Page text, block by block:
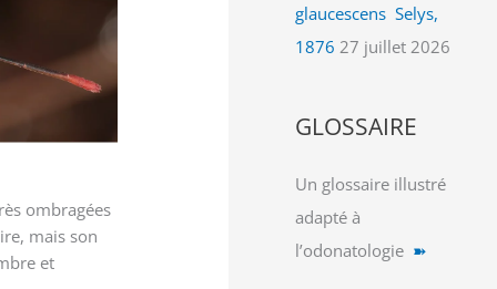
ombragées
mais son
et
glaucescens Selys,
1876 27 juillet 2026
GLOSSAIRE
Un glossaire illustré
adapté à
l’odonatologie ➽